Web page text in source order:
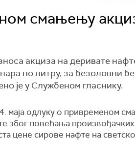
смањењу
акциза на деривате
по литру, за безоловни
је у Службеном гласнику.
маја одлуку о привременом
због повећања
цене сирове нафте на